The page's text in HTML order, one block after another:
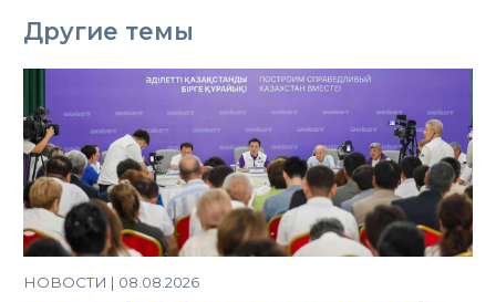
Другие темы
НОВОСТИ | 08.08.2026